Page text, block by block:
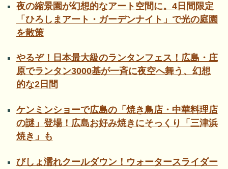
夜の縮景園が幻想的なアート空間に。4日間限定
「ひろしまアート・ガーデンナイト」で光の庭園
を散策
やるぞ！日本最大級のランタンフェス！広島・庄
原でランタン3000基が一斉に夜空へ舞う、幻想
的な2日間
ケンミンショーで広島の「焼き鳥店・中華料理店
の謎」登場！広島お好み焼きにそっくり「三津浜
焼き」も
びしょ濡れクールダウン！ウォータースライダー